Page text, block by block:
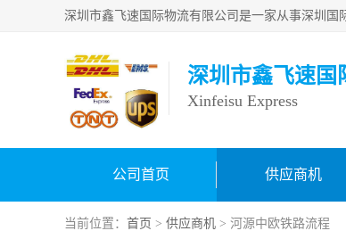
深圳市鑫飞速国
Xinfeisu Express
公司首页 供应商机
当前位置： 首页 > 供应商机 > 河源中欧铁路流程